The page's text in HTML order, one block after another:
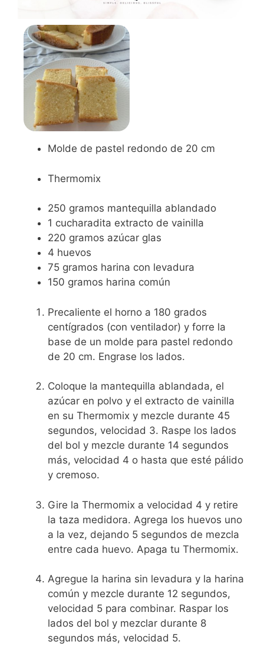
Molde de pastel redondo de 20 cm
Thermomix
250 gramos mantequilla ablandado
1 cucharadita extracto de vainilla
220 gramos azúcar glas
4 huevos
75 gramos harina con levadura
150 gramos harina común
Precaliente el horno a 180 grados
centígrados (con ventilador) y forre la
base de un molde para pastel redondo
de 20 cm. Engrase los lados.
Coloque la mantequilla ablandada, el
azúcar en polvo y el extracto de vainilla
en su Thermomix y mezcle durante 45
segundos, velocidad 3. Raspe los lados
del bol y mezcle durante 14 segundos
más, velocidad 4 o hasta que esté pálido
y cremoso.
Gire la Thermomix a velocidad 4 y retire
la taza medidora. Agrega los huevos uno
a la vez, dejando 5 segundos de mezcla
entre cada huevo. Apaga tu Thermomix.
Agregue la harina sin levadura y la harina
común y mezcle durante 12 segundos,
velocidad 5 para combinar. Raspar los
lados del bol y mezclar durante 8
segundos más, velocidad 5.